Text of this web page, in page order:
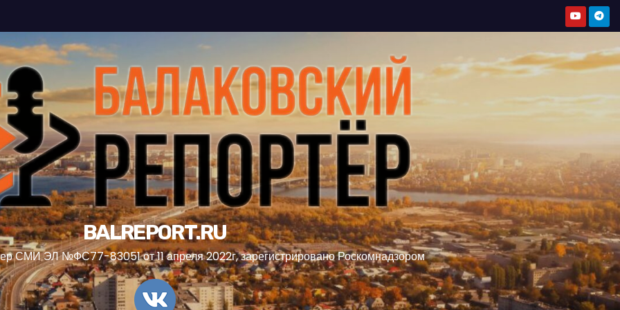
BALREPORT.RU
СМИ ЭЛ №ФС77-83051 от 11 апреля 2022г, зарегистрировано Роскомнадзором